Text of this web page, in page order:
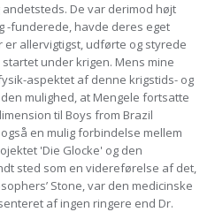
De var derimod højt
-funderede, havde deres eget
allervigtigst, udførte og styrede
under krigen. Mens mine
aspektet af denne krigstids- og
mulighed, at Mengele fortsatte
til Boys from Brazil
en mulig forbindelse mellem
'Die Glocke' og den
sted som en videreførelse af det,
Stone, var den medicinske
af ingen ringere end Dr.